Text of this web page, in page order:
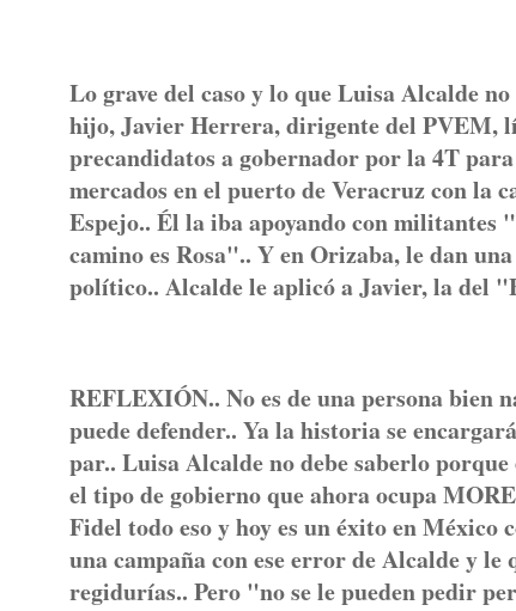
Lo grave del caso y lo que Luisa Alcalde
hijo, Javier Herrera, dirigente del PVEM,
precandidatos a gobernador por la 4T
mercados en el puerto de Veracruz con la
Espejo.. Él la iba apoyando con militantes
camino es Rosa".. Y en Orizaba, le dan
político.. Alcalde le aplicó a Javier, la del
REFLEXIÓN.. No es de una persona bien
puede defender.. Ya la historia se
par.. Luisa Alcalde no debe saberlo
el tipo de gobierno que ahora ocupa
Fidel todo eso y hoy es un éxito en
una campaña con ese error de Alcalde y
regidurías.. Pero "no se le pueden pedir